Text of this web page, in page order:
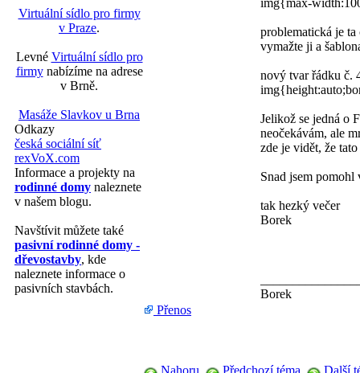
Virtuální sídlo pro firmy
v Praze.
Levné Virtuální sídlo pro
firmynabízíme na adrese
v Brně.
Masáže Slavkov u Brna
Odkazy
česká sociální síť
rexVoX.com
Informace a projekty na
rodinné domy naleznete
v našem blogu.
Navštívit můžete také
pasivní rodinné domy -
dřevostavby, kde
naleznete informace o
pasivních stavbách.
problematická je
vymažte ji a
nový tvar řádku č.
Jelikož se jedná o
neočekávám, ale
zde je vidět, že
Snad jsem
tak hezký večer
Borek
Borek
Přenos
Nahoru Předchozí téma
Další